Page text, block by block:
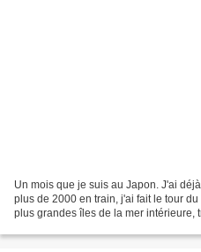
Un mois que je suis au Japon. J'ai
plus de 2000 en train, j'ai fait le tour
plus grandes îles de la mer intérieure,